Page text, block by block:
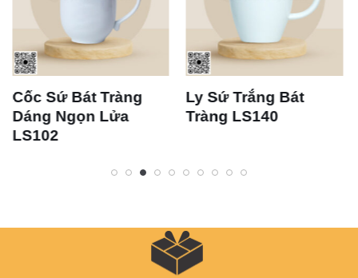
Cốc Sứ Bát Tràng
Dáng Ngọn Lửa
LS102
Ly Sứ Trắng Bát
Tràng LS140